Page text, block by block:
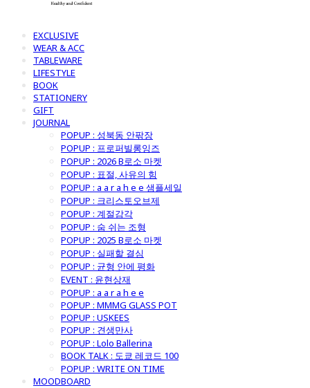
EXCLUSIVE
WEAR & ACC
TABLEWARE
LIFESTYLE
BOOK
STATIONERY
GIFT
JOURNAL
POPUP : 성북동 안팎장
POPUP : 프로퍼빌롱잉즈
POPUP : 2026 B로소 마켓
POPUP : 표절, 사유의 힘
POPUP : a a r a h e e 샘플세일
POPUP : 크리스토오브제
POPUP : 계절감각
POPUP : 숨 쉬는 조형
POPUP : 2025 B로소 마켓
POPUP : 실패할 결심
POPUP : 균형 안에 평화
EVENT : 윤현상재
POPUP : a a r a h e e
POPUP : MMMG GLASS POT
POPUP : USKEES
POPUP : 견생만사
POPUP : Lolo Ballerina
BOOK TALK : 도쿄 레코드 100
POPUP : WRITE ON TIME
MOODBOARD